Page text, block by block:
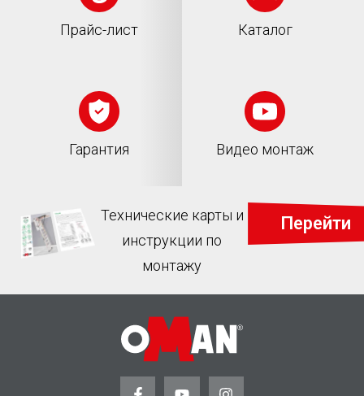
Прайс-лист Каталог
Гарантия Видео монтаж
Технические карты и
инструкции по
монтажу
Перейти